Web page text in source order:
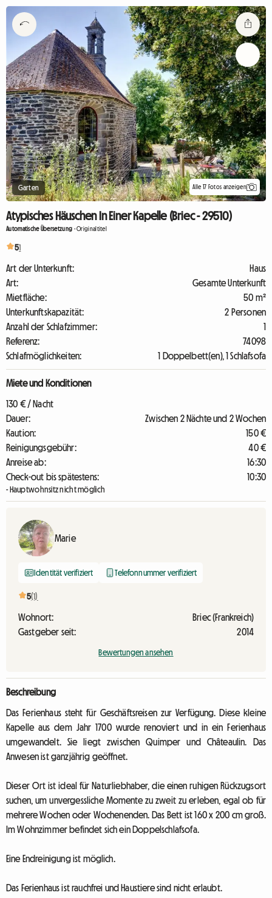
Garten Alle 17 Fotos anzeigen
Atypisches Häuschen In Einer Kapelle (Briec - 29510)
Automatische Übersetzung -Originaltitel
51
Art der Unterkunft:
Haus
Art:
Gesamte Unterkunft
Mietfläche:
50 m²
Unterkunftskapazität:
2 Personen
Anzahl der Schlafzimmer:
1
Referenz:
74098
Schlafmöglichkeiten:
1 Doppelbett(en), 1 Schlafsofa
Miete und Konditionen
130 € / Nacht
Dauer:
Zwischen 2 Nächte und 2 Wochen
Kaution:
150 €
Reinigungsgebühr:
40 €
Anreise ab:
16:30
Check-out bis spätestens:
10:30
- Hauptwohnsitz nicht möglich
Marie
Identität verifiziert Telefonnummer verifiziert
5(1)
Wohnort:
Briec (Frankreich)
Gastgeber seit:
2014
Bewertungen ansehen
Beschreibung
Das Ferienhaus steht für Geschäftsreisen zur Verfügung. Diese kleine
Kapelle aus dem Jahr 1700 wurde renoviert und in ein Ferienhaus
umgewandelt. Sie liegt zwischen Quimper und Châteaulin. Das
Anwesen ist ganzjährig geöffnet.
Dieser Ort ist ideal für Naturliebhaber, die einen ruhigen Rückzugsort
suchen, um unvergessliche Momente zu zweit zu erleben, egal ob für
mehrere Wochen oder Wochenenden. Das Bett ist 160 x 200 cm groß.
Im Wohnzimmer befindet sich ein Doppelschlafsofa.
Eine Endreinigung ist möglich.
Das Ferienhaus ist rauchfrei und Haustiere sind nicht erlaubt.